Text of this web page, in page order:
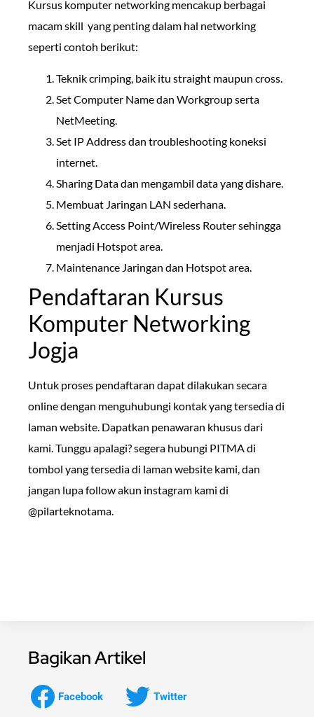
Kursus komputer networking mencakup berbagai
macam skill yang penting dalam hal networking
seperti contoh berikut:
Teknik crimping, baik itu straight maupun cross.
Set Computer Name dan Workgroup serta
NetMeeting.
Set IP Address dan troubleshooting koneksi
internet.
Sharing Data dan mengambil data yang dishare.
Membuat Jaringan LAN sederhana.
Setting Access Point/Wireless Router sehingga
menjadi Hotspot area.
Maintenance Jaringan dan Hotspot area.
Pendaftaran Kursus
Komputer Networking
Jogja
Untuk proses pendaftaran dapat dilakukan secara
online dengan menguhubungi kontak yang tersedia di
laman website. Dapatkan penawaran khusus dari
kami. Tunggu apalagi? segera hubungi PITMA di
tombol yang tersedia di laman website kami, dan
jangan lupa follow akun instagram kami di
@pilarteknotama.
Bagikan Artikel
Facebook Twitter